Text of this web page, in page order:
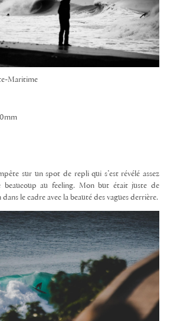
Maritime
sur un spot de repli qui s’est révélé assez
beaucoup au feeling. Mon but était juste de
le cadre avec la beauté des vagues derrière.